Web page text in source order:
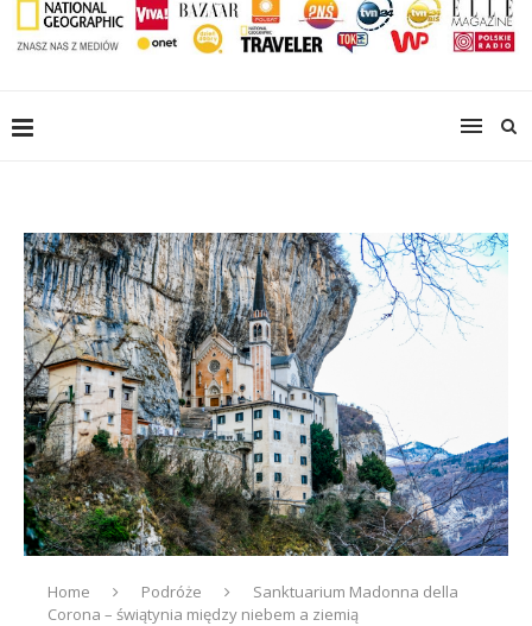
Home Podróże
Sanktuarium Madonna della
Corona – świątynia między niebem a ziemią